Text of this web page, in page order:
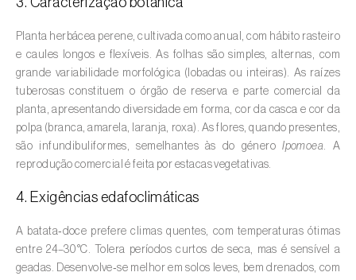
Aromáticas, condimentares e medicinais
(Coriandrum, Petroselinum, Mentha, Ocimum,
Artemisia, Foeniculum, Laurus, Majorana,
Melissa, Pimpinella, Rosmarinus e outras )
Arroz (Oryza spp.)
Aveia (Avena sativa)
rotundifolia)
Banana (Musa spp.)
Planta herbácea perene, cultivada como anual, com hábito rasteiro
e caules longos e flexíveis. As folhas são simples, alternas, com
grande variabilidade morfológica (lobadas ou inteiras). As raízes
tuberosas constituem o órgão de reserva e parte comercial da
planta, apresentando diversidade em forma, cor da casca e cor da
polpa (branca, amarela, laranja, roxa). As flores, quando presentes,
são infundibuliformes, semelhantes às do géneroIpomoea. A
reprodução comercial é feita por estacas vegetativas.
4. Exigências edafoclimáticas
A batata‑doce prefere climas quentes, com temperaturas ótimas
entre 24–30 °C. Tolera períodos curtos de seca, mas é sensível a
geadas. Desenvolve‑se melhor em solos leves, bem drenados, com